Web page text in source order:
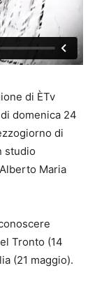
di ÈTv
domenica 24
di
studio
Maria
Tronto (14
(21 maggio).